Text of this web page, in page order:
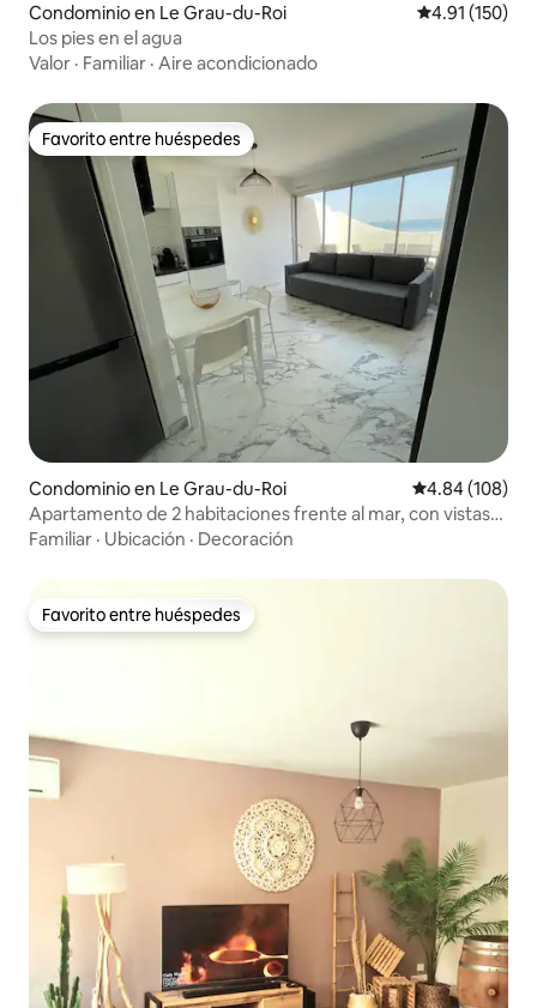
Condominio en Le Grau-du-Roi Calificación
4.91 (150)
Los pies en el agua
Valor · Familiar · Aire acondicionado
Favorito entre huéspedes
Favorito entre huéspedes
Condominio en Le Grau-du-Roi Calificación
4.84 (108)
Apartamento de 2 habitaciones frente al mar, con vistas
panorámicas
Familiar · Ubicación · Decoración
Favorito entre huéspedes
Favorito entre huéspedes